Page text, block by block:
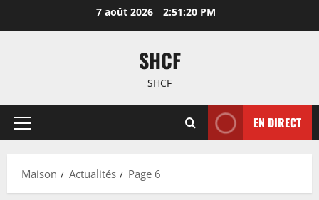
7 août 2026 2:51:20 PM
SHCF
SHCF
Menu
EN DIRECT
Maison Actualités Page 6